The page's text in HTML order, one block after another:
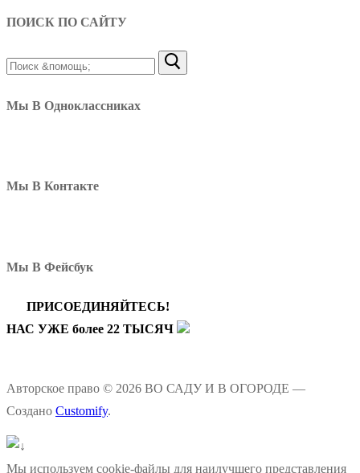
ПОИСК ПО САЙТУ
Найти:
Мы В Одноклассниках
Мы В Контакте
Мы В Фейсбук
ПРИСОЕДИНЯЙТЕСЬ!
НАС УЖЕ более 22 ТЫСЯЧ
Авторское право © 2026 ВО САДУ И В ОГОРОДЕ —
Создано Customify.
Мы используем cookie-файлы для наилучшего представления